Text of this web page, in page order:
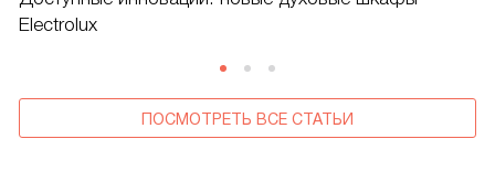
Electrolux
ПОСМОТРЕТЬ ВСЕ СТАТЬИ